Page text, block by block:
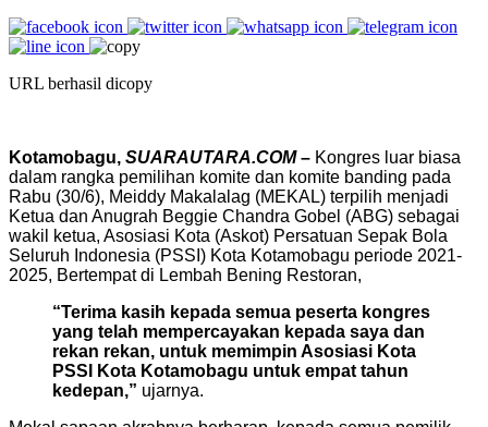
URL berhasil dicopy
Kotamobagu, SUARAUTARA.COM– Kongres luar biasa
dalam rangka pemilihan komite dan komite banding pada
Rabu (30/6), Meiddy Makalalag (MEKAL) terpilih menjadi
Ketua dan Anugrah Beggie Chandra Gobel (ABG) sebagai
wakil ketua, Asosiasi Kota (Askot) Persatuan Sepak Bola
Seluruh Indonesia (PSSI) Kota Kotamobagu periode 2021-
2025, Bertempat di Lembah Bening Restoran,
“Terima kasih kepada semua peserta kongres
yang telah mempercayakan kepada saya dan
rekan rekan, untuk memimpin Asosiasi Kota
PSSI Kota Kotamobagu untuk empat tahun
kedepan,” ujarnya.